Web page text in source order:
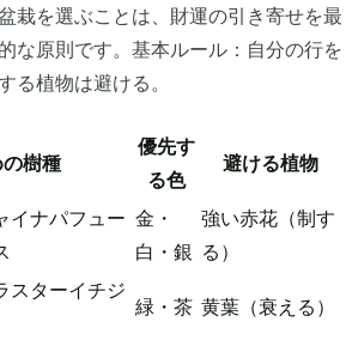
栽を選ぶことは、財運の引き寄せを最
な原則です。基本ルール：自分の行を
る植物は避ける。
樹種
優先す
る色
避ける植物
イナパフュー 金・
白・銀
強い赤花（制す
る）
スターイチジ
緑・茶 黄葉（衰える）